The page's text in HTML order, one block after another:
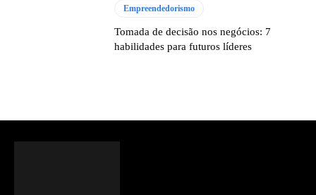
Empreendedorismo
Tomada de decisão nos negócios: 7
habilidades para futuros líderes